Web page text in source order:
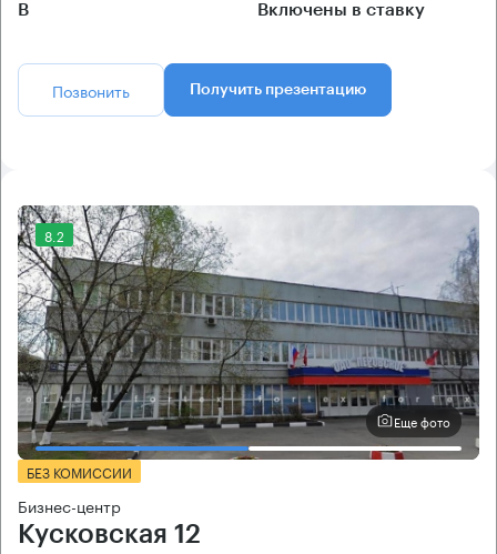
B Включены в ставку
Позвонить Получить презентацию
8.2
Еще фото
БЕЗ КОМИССИИ
Бизнес-центр
Кусковская 12